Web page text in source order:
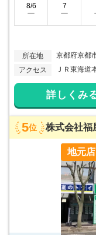
8/6
ー
7
ー
所在地
京都府京都
アクセス
ＪＲ東海道
詳しくみ
5位 株式会社
地元店